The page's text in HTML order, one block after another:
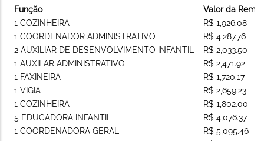
Função
1 COZINHEIRA
1 COORDENADOR ADMINISTRATIVO
2 AUXILIAR DE DESENVOLVIMENTO INFANTIL
1 AUXILAR ADMINISTRATIVO
1 FAXINEIRA
1 VIGIA
1 COZINHEIRA
5 EDUCADORA INFANTIL
1 COORDENADORA GERAL
Valor da
R$ 1,926.08
R$ 4,287.76
R$ 2,033.50
R$ 2,471.92
R$ 1,720.17
R$ 2,659.23
R$ 1,802.00
R$ 4,076.37
R$ 5,095.46